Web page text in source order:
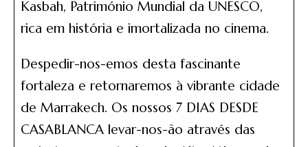
Kasbah, Património Mundial da UNESCO,
rica em história e imortalizada no cinema.
Despedir-nos-emos desta fascinante
fortaleza e retornaremos à vibrante cidade
de Marrakech. Os nossos 7 DIAS DESDE
CASABLANCA levar-nos-ão através das